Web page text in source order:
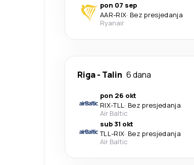
pon 07 sep
AAR-RIX· Bez presjedanja
Ryanair
Riga- Talin 6 dana
pon 26 okt
RIX-TLL· Bez presjedanja
Air Baltic
sub 31 okt
TLL-RIX· Bez presjedanja
Air Baltic